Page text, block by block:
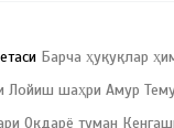
Барча ҳуқуқлар
Лойиш шаҳри Амур
Оқдарё туман